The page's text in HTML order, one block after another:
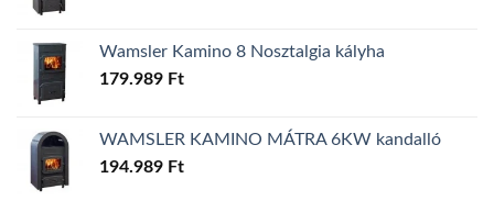
Wamsler Kamino 8 Nosztalgia kályha
179.989 Ft
WAMSLER KAMINO MÁTRA 6KW kandalló
194.989 Ft